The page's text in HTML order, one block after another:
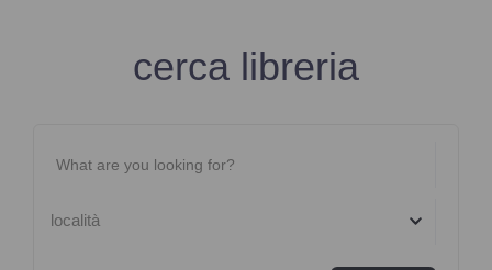
cerca libreria
località